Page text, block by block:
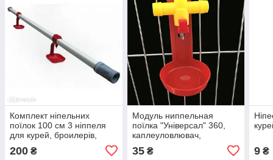
Комплект ніпельних
поїлок 100 см 3 ніппеля
для курей, броилерів,
200 ₴
Модуль ниппельная
поїлка "Універсал" 360,
каплеуловлювач,
курей, броилеров.
35₴ 9 ₴